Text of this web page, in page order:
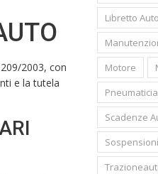
2003, con
e la tutela
Libretto Auto
Motore
Scadenze